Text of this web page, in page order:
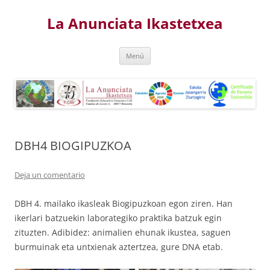
contenidoLa Anunciata Ikastetxea
Menú
DBH4 BIOGIPUZKOA
Deja un comentario
DBH 4. mailako ikasleak Biogipuzkoan egon ziren. Han
ikerlari batzuekin laborategiko praktika batzuk egin
zituzten. Adibidez: animalien ehunak ikustea, saguen
burmuinak eta untxienak aztertzea, gure DNA etab.